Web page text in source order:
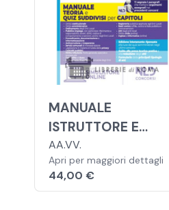
MANUALE
ISTRUTTORE E
ISTRUTTORE
DIRETTIVO
CONTABILE AREA
AA.VV.
Apri per maggiori dettagli
44,00 €